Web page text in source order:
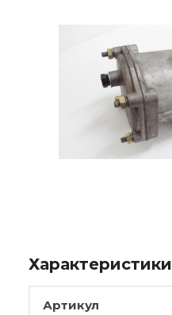
Характеристики
Артикул